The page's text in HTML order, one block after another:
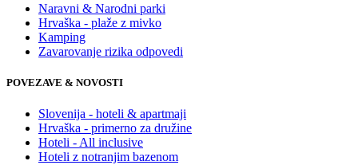
Naravni & Narodni parki
Hrvaška - plaže z mivko
Kamping
Zavarovanje rizika odpovedi
POVEZAVE & NOVOSTI
Slovenija - hoteli & apartmaji
Hrvaška - primerno za družine
Hoteli - All inclusive
Hoteli z notranjim bazenom